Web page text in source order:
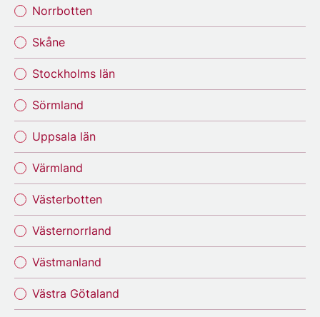
Norrbotten
Skåne
Stockholms län
Sörmland
Uppsala län
Värmland
Västerbotten
Västernorrland
Västmanland
Västra Götaland